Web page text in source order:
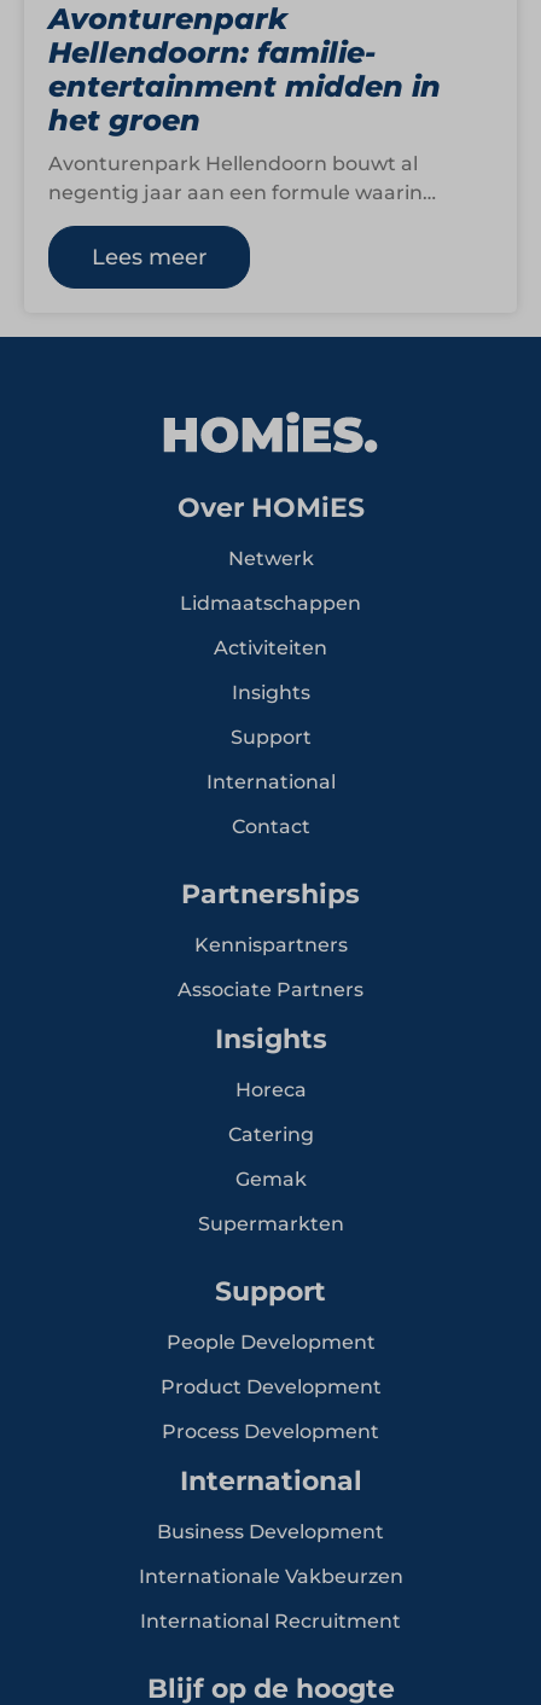
Avonturenpark
Hellendoorn: familie-
entertainment midden in
het groen
Avonturenpark Hellendoorn bouwt al
negentig jaar aan een formule waarin
avontuur, familieplezier en entertainment
samenkomen. Midden in de bossen van…
Lees meer
Over HOMiES
Netwerk
Lidmaatschappen
Activiteiten
Insights
Support
International
Contact
Partnerships
Kennispartners
Associate Partners
Insights
Horeca
Catering
Gemak
Supermarkten
Support
People Development
Product Development
Process Development
International
Business Development
Internationale Vakbeurzen
International Recruitment
Blijf op de hoogte